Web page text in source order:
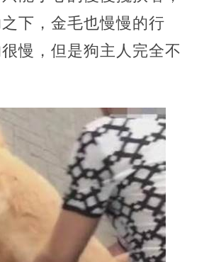
下，金毛也慢慢的行
慢，但是狗主人完全不